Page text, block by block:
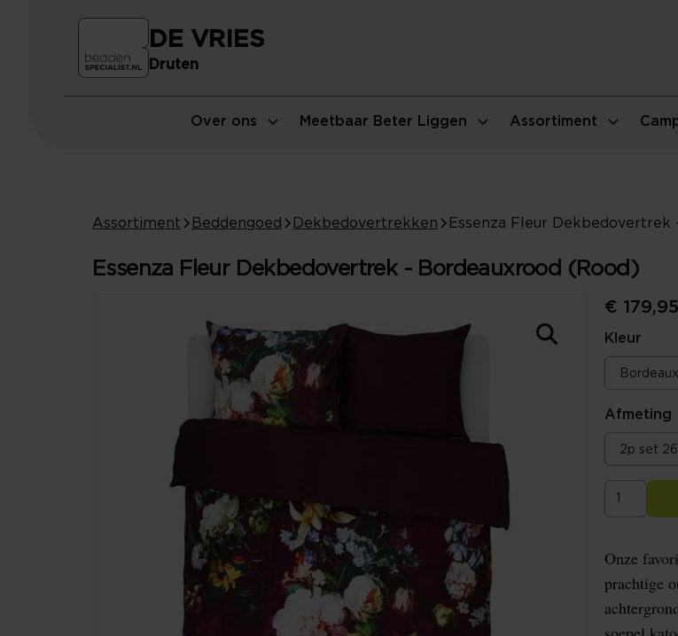
Over ons Meetbaar Beter Liggen Assortiment
DE VRIES
Druten
Assortiment Beddengoed Dekbedovertrekken
Essenza Fleur Dekbedovertrek - Bordeauxrood (Rood)
€ 179,95
Kleur
Afmeting
Onze
prachtige